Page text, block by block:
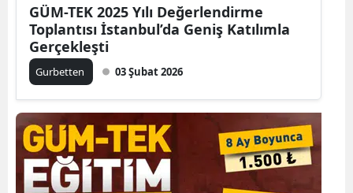
Edirne
Elazığ
Erzurum
Eskişehir
Gaziantep
GÜM-TEK 2025 Yılı Değerlendirme
Toplantısı İstanbul’da Geniş Katılımla
Gerçekleşti
Gurbetten 03 Şubat 2026